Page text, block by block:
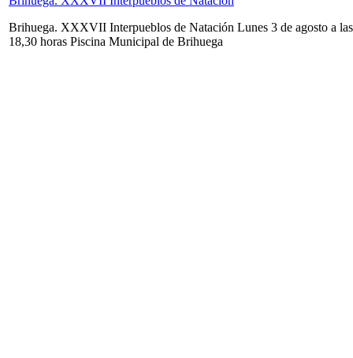
Brihuega. XXXVII Interpueblos de Natación Lunes 3 de agosto a las
18,30 horas Piscina Municipal de Brihuega